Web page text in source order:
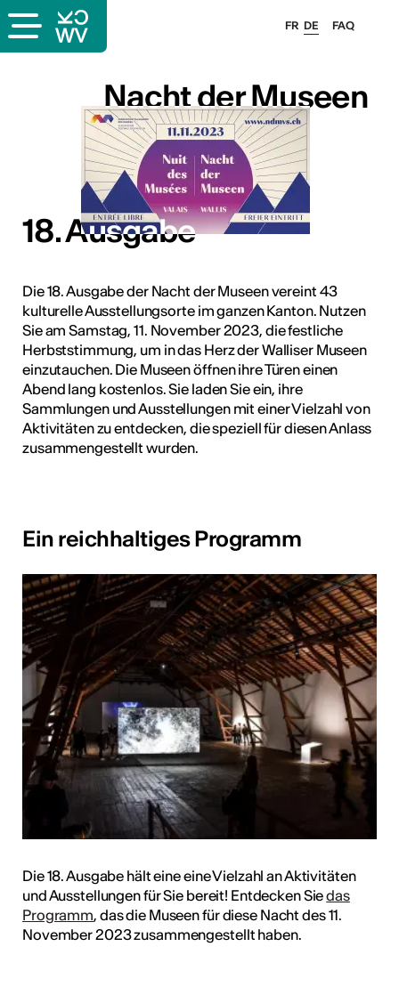
FAQ
FR DE
Nacht der Museen
18. Ausgabe
Nacht der Museen
18. Ausgabe
Die 18. Ausgabe der Nacht der Museen vereint 43
kulturelle Ausstellungsorte im ganzen Kanton. Nutzen
Sie am Samstag, 11. November 2023, die festliche
Herbststimmung, um in das Herz der Walliser Museen
einzutauchen. Die Museen öffnen ihre Türen einen
Abend lang kostenlos. Sie laden Sie ein, ihre
Sammlungen und Ausstellungen mit einer Vielzahl von
Aktivitäten zu entdecken, die speziell für diesen Anlass
zusammengestellt wurden.
Ein reichhaltiges Programm
Die 18. Ausgabe hält eine eine Vielzahl an Aktivitäten
und Ausstellungen für Sie bereit! Entdecken Siedas
Programm, das die Museen für diese Nacht des 11.
November 2023 zusammengestellt haben.